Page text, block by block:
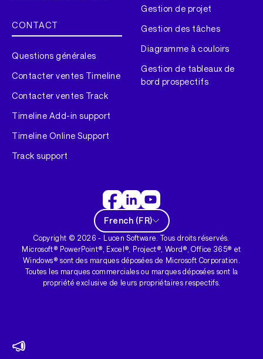
CONTACT
Questions générales
Contacter ventes Timeline
Contacter ventes Track
Timeline Add-in support
Timeline Online Support
Track support
Gestion de projet
Gestion des tâches
Diagramme à couloirs
Gestion de tableaux de
bord prospectifs
French (FR)
Copyright © 2026 - Lucen Software. Tous droits réservés.
Microsoft® PowerPoint®, Excel®, Project®, Word®, Office 365® et
Windows® sont des marques déposées de Microsoft Corporation.
Toutes les marques commerciales ou marques déposées sont la
propriété exclusive de leurs propriétaires respectifs.